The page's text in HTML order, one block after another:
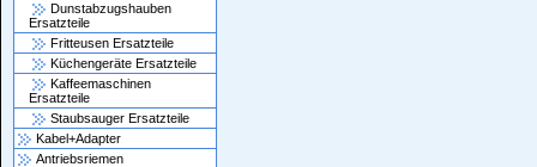
Dunstabzugshauben
Ersatzteile
Fritteusen Ersatzteile
Küchengeräte Ersatzteile
Kaffeemaschinen
Ersatzteile
Staubsauger Ersatzteile
Kabel+Adapter
Antriebsriemen